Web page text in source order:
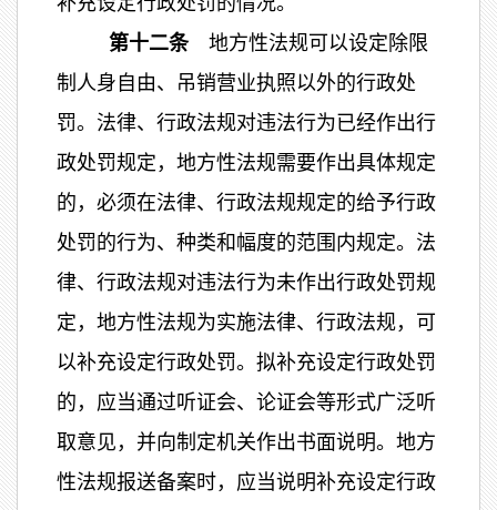
第十二条地方性法规可以设定除限
制人身自由、吊销营业执照以外的行政处
罚。法律、行政法规对违法行为已经作出行
政处罚规定，地方性法规需要作出具体规定
的，必须在法律、行政法规规定的给予行政
处罚的行为、种类和幅度的范围内规定。法
律、行政法规对违法行为未作出行政处罚规
定，地方性法规为实施法律、行政法规，可
以补充设定行政处罚。拟补充设定行政处罚
的，应当通过听证会、论证会等形式广泛听
取意见，并向制定机关作出书面说明。地方
性法规报送备案时，应当说明补充设定行政